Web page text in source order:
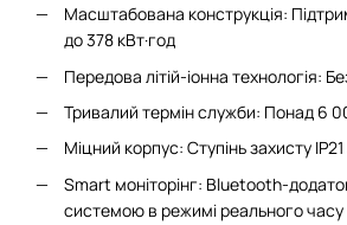
Масштабована конструкція:
до 378 кВт·год
Передова літій-іонна технологія:
Тривалий термін служби: Понад 6
Міцний корпус: Ступінь захисту
Smart моніторінг: Bluetooth-
системою в режимі реального часу